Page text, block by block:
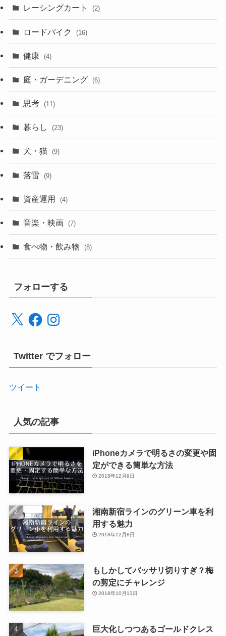
レーシングカート (2)
ロードバイク (16)
健康 (4)
庭・ガーデニング (6)
思考 (11)
暮らし (23)
犬・猫 (9)
落雷 (9)
資産運用 (4)
音楽・映画 (7)
食べ物・飲み物 (8)
フォローする
X FacebookInstagram
Twitter でフォロー
ツイート
人気の記事
iPhoneカメラで明るさの変更や固
定ができる簡単な方法
2018年12月9日
湘南新宿ラインのグリーン車を利
用する魅力
2018年12月8日
もしかしてバッサリ切りすぎ？梅
の剪定にチャレンジ
2018年10月13日
巨大化しつつあるゴールドクレス